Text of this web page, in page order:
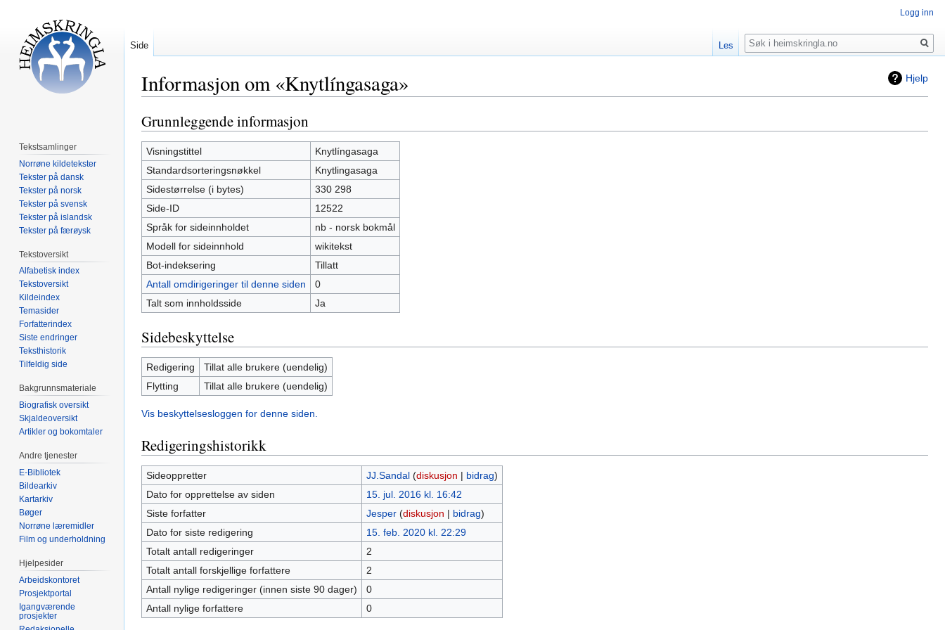
Hjelp
Informasjon om «Knytlíngasaga»
Hopp
til
navigering
Hopp
til
søk
Grunnleggende informasjon
Visningstittel
Knytlíngasaga
Standardsorteringsnøkkel
Knytlingasaga
Sidestørrelse (i bytes)
330 298
Side-ID
12522
Språk for sideinnholdet
nb - norsk bokmål
Modell for sideinnhold
wikitekst
Bot-indeksering
Tillatt
Antall omdirigeringer til denne siden
0
Talt som innholdsside
Ja
Sidebeskyttelse
Redigering
Tillat alle brukere (uendelig)
Flytting
Tillat alle brukere (uendelig)
Vis beskyttelsesloggen for denne siden.
Redigeringshistorikk
Sideoppretter JJ.Sandal (diskusjon | bidrag)
Dato for opprettelse av siden
15. jul. 2016 kl. 16:42
Siste forfatter
Jesper (diskusjon | bidrag)
Dato for siste redigering
15. feb. 2020 kl. 22:29
Totalt antall redigeringer
2
Totalt antall forskjellige forfattere
2
Antall nylige redigeringer (innen siste 90 dager)
0
Antall nylige forfattere
0
Logg inn
Side Les
Søk
Tekstsamlinger
Norrøne kildetekster
Tekster på dansk
Tekster på norsk
Tekster på svensk
Tekster på islandsk
Tekster på færøysk
Tekstoversikt
Alfabetisk index
Tekstoversikt
Kildeindex
Temasider
Forfatterindex
Siste endringer
Teksthistorik
Tilfeldig side
Bakgrunnsmateriale
Biografisk oversikt
Skjaldeoversikt
Artikler og bokomtaler
Andre tjenester
E-Bibliotek
Bildearkiv
Kartarkiv
Bøger
Norrøne læremidler
Film og underholdning
Hjelpesider
Arbeidskontoret
Prosjektportal
Igangværende
prosjekter